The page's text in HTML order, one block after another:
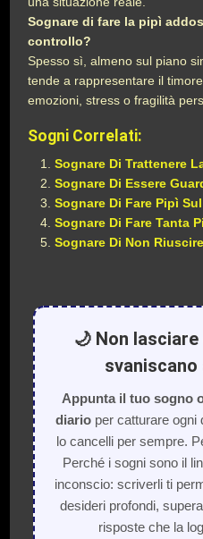
Sognare di fare la pipì
controllo?
Spesso sì, almeno sul piano
tende a rappresentare il
emozioni, stress o fragilità
Sogni Correlati:
Sognare Di Trattenere
Sognare Di Essere
Sognare Di Fare Pipì
Sognare Di Fare Tanta
Sognare Di Non
🌙 Non
Appunta il tuo sogno
diarioper catturare ogni
lo cancelli per sempre.
Perché i sogni sono il
inconscio: scriverli ti
desideri profondi,
risposte che la